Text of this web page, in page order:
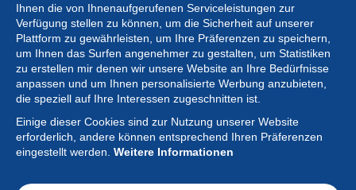
Ihnen die von Ihnenaufgerufenen Serviceleistungen zur
Verfügung stellen zu können, um die Sicherheit auf unserer
Plattform zu gewährleisten, um Ihre Präferenzen zu speichern,
um Ihnen das Surfen angenehmer zu gestalten, um Statistiken
zu erstellen mir denen wir unsere Website an Ihre Bedürfnisse
anpassen und um Ihnen personalisierte Werbung anzubieten,
die speziell auf Ihre Interessen zugeschnitten ist.
Einige dieser Cookies sind zur Nutzung unserer Website
erforderlich, andere können entsprechend Ihren Präferenzen
eingestellt werden. Weitere Informationen
Sammlung
Neuigkeiten
Artikel